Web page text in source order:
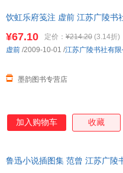
饮虹乐府笺注 虚前 江苏广陵书
¥67.10 定价： ¥214.20 (3.14折)
墨韵图书专营店
虚前 /2009-10-01 /江苏广陵书社有
加入购物车 收藏
鲁迅小说插图集 范曾 江苏广陵